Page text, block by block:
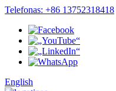
Telefonas: +86 13752318418
English